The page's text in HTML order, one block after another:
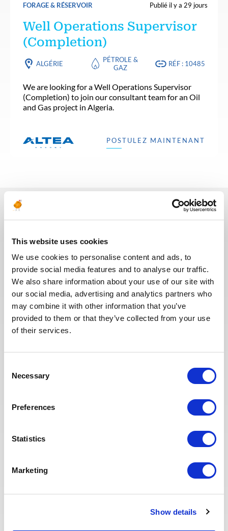
This website uses cookies
We use cookies to personalise content and ads, to
provide social media features and to analyse our traffic.
We also share information about your use of our site with
our social media, advertising and analytics partners who
may combine it with other information that you’ve
provided to them or that they’ve collected from your use
of their services.
Selection
Necessary
Preferences
Statistics
Marketing
Show details
FORAGE & RÉSERVOIR Publié il y a 29 jours
Well Operations Supervisor
(Completion)
ALGÉRIE
PÉTROLE &
GAZ
RÉF : 10485
We are looking for a Well Operations Supervisor
(Completion) to join our consultant team for an Oil
and Gas project in Algeria.
POSTULEZ MAINTENANT
Eva BERTON
Ces dernières années, nous avons
notre processus de recrutement
afin que nos recruteurs puissent
dédier plus de temps aux
échanges qualitatifs avec les
candidats sélectionnés. Nous
avons également repensé notre
page Offres de mission sur le site
web pour faciliter la recherche de
Toute l'équipe Recrutement a à